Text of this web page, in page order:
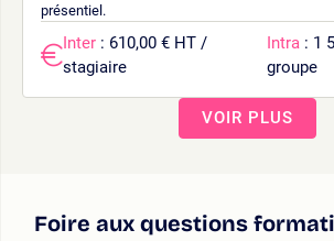
présentiel.
Inter : 610,00 € HT /
stagiaire
Intra : 1
groupe
VOIR PLUS
Foire aux questions